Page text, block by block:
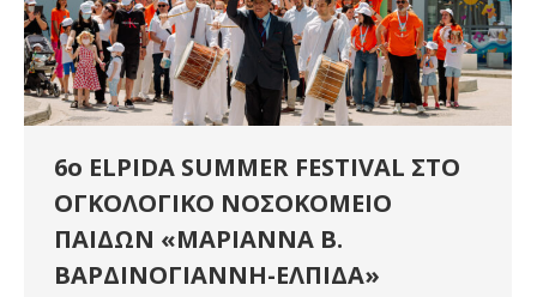
6ο ELPIDA SUMMER FESTIVAL ΣΤΟ
ΟΓΚΟΛΟΓΙΚΟ ΝΟΣΟΚΟΜΕΙΟ
ΠΑΙΔΩΝ «ΜΑΡΙΑΝΝΑ Β.
ΒΑΡΔΙΝΟΓΙΑΝΝΗ-ΕΛΠΙΔΑ»